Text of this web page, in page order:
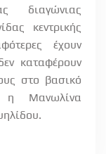
διαγώνιας
κεντρικής
έχουν
καταφέρουν
στο βασικό
η Μανωλίνα